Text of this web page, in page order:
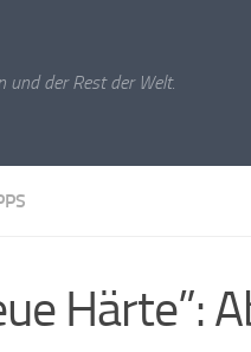
und der Rest der Welt.
Härte”: